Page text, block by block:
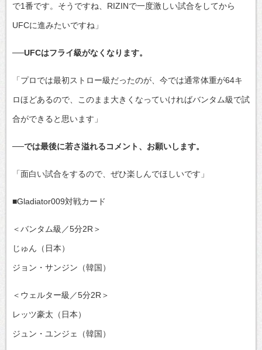
で1番です。そうですね、RIZINで一度激しい試合をしてから
UFCに進みたいですね」
──UFCはフライ級がなくなります。
「プロでは最初ストロー級だったのが、今では通常体重が64キ
ロほどあるので、このまま大きくなっていければバンタム級で試
合ができると思います」
──では最後に若さ溢れるコメント、お願いします。
「面白い試合をするので、ぜひ楽しんでほしいです」
■Gladiator009対戦カード
＜バンタム級／5分2R＞
じゅん（日本）
ジョン・サンジン（韓国）
＜ウェルター級／5分2R＞
レッツ豪太（日本）
ジュン・ユンジェ（韓国）